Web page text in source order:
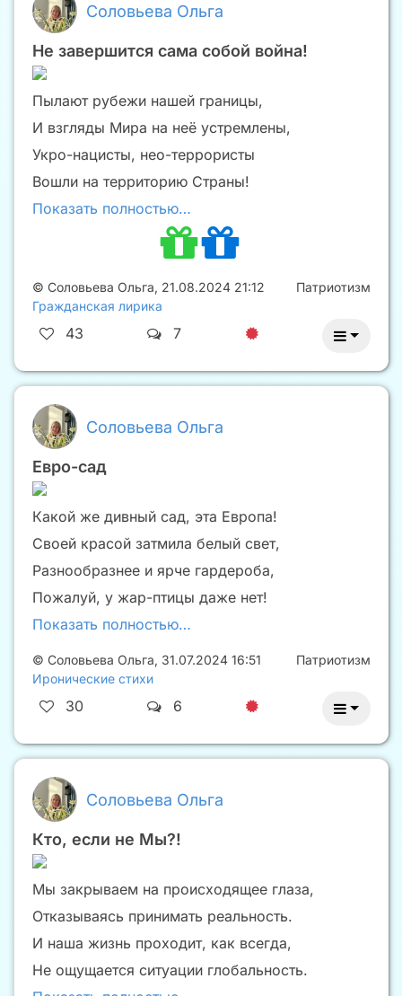
Соловьева Ольга
Не завершится сама собой война!
Пылают рубежи нашей границы,
И взгляды Мира на неё устремлены,
Укро-нацисты, нео-террористы
Вошли на территорию Страны!
Показать полностью…
© Соловьева Ольга, 21.08.2024 21:12
Гражданская лирика
Патриотизм
43 7
Соловьева Ольга
Евро-сад
Какой же дивный сад, эта Европа!
Своей красой затмила белый свет,
Разнообразнее и ярче гардероба,
Пожалуй, у жар-птицы даже нет!
Показать полностью…
© Соловьева Ольга, 31.07.2024 16:51
Иронические стихи
Патриотизм
30 6
Соловьева Ольга
Кто, если не Мы?!
Мы закрываем на происходящее глаза,
Отказываясь принимать реальность.
И наша жизнь проходит, как всегда,
Не ощущается ситуации глобальность.